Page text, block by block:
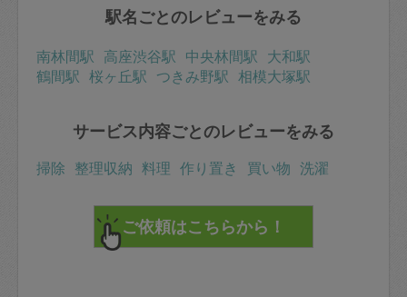
駅名ごとのレビューをみる
南林間駅 高座渋谷駅 中央林間駅 大和駅
鶴間駅 桜ヶ丘駅 つきみ野駅 相模大塚駅
サービス内容ごとのレビューをみる
掃除 整理収納 料理 作り置き 買い物 洗濯